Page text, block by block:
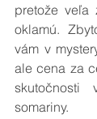
pretože
oklamú.
vám v
ale cena za
somariny.